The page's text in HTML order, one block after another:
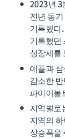
2023년 3
전년 동
기록했다
기록했던
성장세를
애플과
감소한
파이어볼
지역별로
지역의
상승폭을